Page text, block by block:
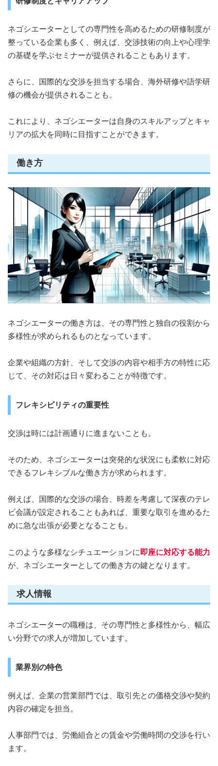
ネゴシエーターとしての専門性を高めるための研修制度が
整っている企業も多く、例えば、交渉技術の向上や心理学
の基礎を学ぶセミナーが提供されることもあります。
さらに、国際的な交渉を担当する場合、海外研修や語学研
修の機会が提供されることも。
これにより、ネゴシエーターは自身のスキルアップとキャ
リアの拡大を同時に目指すことができます。
働き方
ネゴシエーターの働き方は、その専門性と独自の役割から
多様性が求められるものとなっています。
企業や組織の方針、そして交渉の内容や相手方の特性に応
じて、その対応は日々変わることが特徴です。
フレキシビリティの重要性
交渉は時には計画通りに進まないことも。
そのため、ネゴシエーターは突発的な状況にも柔軟に対応
できるフレキシブルな働き方が求められます。
例えば、国際的な交渉の場合、時差を考慮して深夜のテレ
ビ会議が設定されることもあれば、重要な取引を進めるた
めに急な出張が必要となることも。
このような多様なシチュエーションに 即座に対応する能力
が、ネゴシエーターとしての働き方の鍵となります。
求人情報
ネゴシエーターの職種は、その専門性と多様性から、幅広
い分野での求人が増加しています。
業界別の特色
例えば、企業の営業部門では、取引先との価格交渉や契約
内容の確定を担当。
人事部門では、労働組合との賃金や労働時間の交渉を行い
ます。